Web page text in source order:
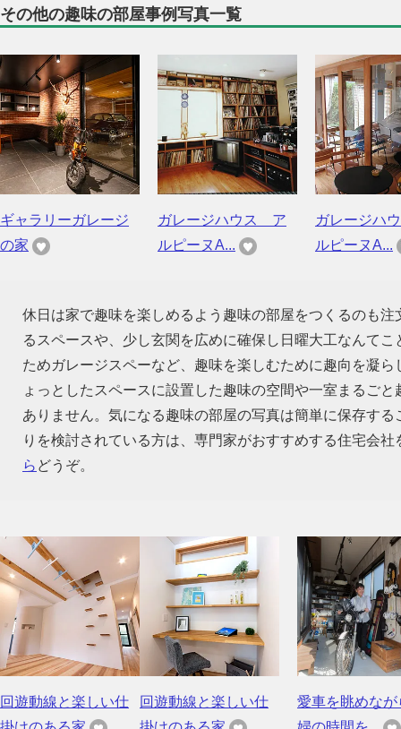
その他の趣味の部屋事例写真一覧
ギャラリーガレージ
の家
ガレージハウス ア
ルピーヌA...
ガレージハ
ルピーヌA...
休日は家で趣味を楽しめるよう趣味の部屋をつくるのも
るスペースや、少し玄関を広めに確保し日曜大工なんて
ためガレージスペーなど、趣味を楽しむために趣向を凝
ょっとしたスペースに設置した趣味の空間や一室まるご
ありません。気になる趣味の部屋の写真は簡単に保存す
りを検討されている方は、専門家がおすすめする住宅会
ら どうぞ。
回遊動線と楽しい仕
回遊動線と楽しい仕
愛車を眺めなが